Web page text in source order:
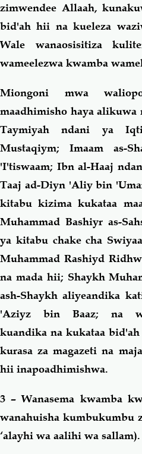
zimwendee Allaah,
bid'ah hii na kueleza
Wale wanaosisitiza
wameelezwa kwamba
Miongoni mwa
maadhimisho haya
Taymiyah ndani ya
Mustaqiym; Imaam as-
'I'tiswaam; Ibn al-Haaj
Taaj ad-Diyn 'Aliy bin
kitabu kizima kukataa
Muhammad Bashiyr as-
ya kitabu chake cha
Muhammad Rashiyd
na mada hii; Shaykh
ash-Shaykh aliyeandika
'Aziyz bin Baaz; na
kuandika na kukataa
kurasa za magazeti na
hii inapoadhimishwa.
3 – Wanasema kwamba
wanahuisha kumbukumbu
‘alayhi wa aalihi wa sallam).